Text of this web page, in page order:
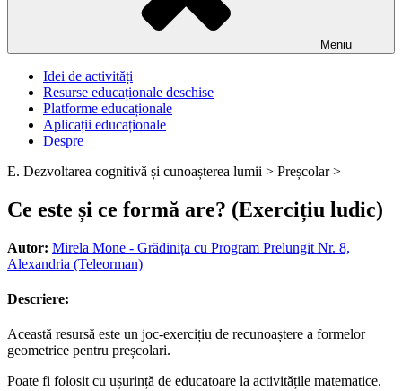
Meniu
Idei de activități
Resurse educaționale deschise
Platforme educaționale
Aplicații educaționale
Despre
E. Dezvoltarea cognitivă și cunoașterea lumii > Preșcolar >
Ce este și ce formă are? (Exercițiu ludic)
Autor: Mirela Mone - Grădinița cu Program Prelungit Nr. 8,
Alexandria (Teleorman)
Descriere:
Această resursă este un joc-exercițiu de recunoaștere a formelor
geometrice pentru preșcolari.
Poate fi folosit cu ușurință de educatoare la activitățile matematice.